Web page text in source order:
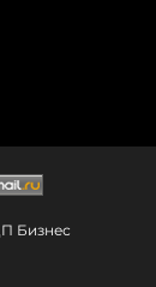
Бизнес